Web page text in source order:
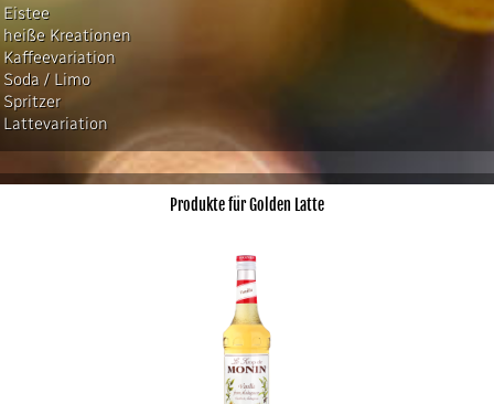
Eistee
heiße Kreationen
Kaffeevariation
Soda / Limo
Spritzer
Lattevariation
Produkte für Golden Latte